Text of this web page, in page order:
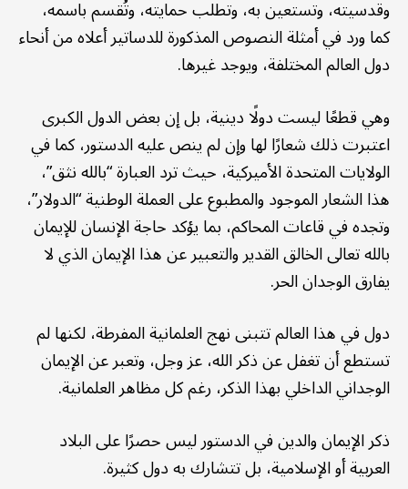
وقدسيته، وتستعين به، وتطلب حمايته، وتُقسم باسمه،
كما ورد في أمثلة النصوص المذكورة للدساتير أعلاه من أنحاء
دول العالم المختلفة، ويوجد غيرها.
وهي قطعًا ليست دولًا دينية، بل إن بعض الدول الكبرى
اعتبرت ذلك شعارًا لها وإن لم ينص عليه الدستور، كما في
الولايات المتحدة الأميركية، حيث ترد العبارة “بالله نثق”،
هذا الشعار الموجود والمطبوع على العملة الوطنية “الدولار”،
وتجده في قاعات المحاكم، بما يؤكد حاجة الإنسان للإيمان
بالله تعالى الخالق القدير والتعبير عن هذا الإيمان الذي لا
يفارق الوجدان الحر.
دول في هذا العالم تتبنى نهج العلمانية المفرطة، لكنها لم
تستطع أن تغفل عن ذكر الله، عز وجل، وتعبر عن الإيمان
الوجداني الداخلي بهذا الذكر، رغم كل مظاهر العلمانية.
ذكر الإيمان والدين في الدستور ليس حصرًا على البلاد
العربية أو الإسلامية، بل تتشارك به دول كثيرة.